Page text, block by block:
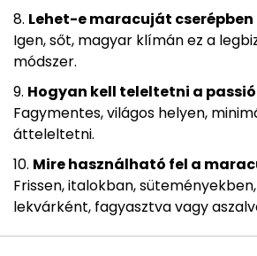
Lehet-e maracuját
Igen, sőt, magyar klímán ez a
módszer.
Hogyan kell teleltetni a
Fagymentes, világos helyen,
átteleltetni.
Mire használható fel a
Frissen, italokban,
lekvárként, fagyasztva vagy